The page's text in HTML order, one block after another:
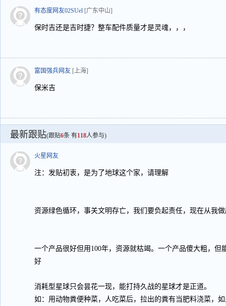
有态度网友02SUel [广东中山]
保时吉还是吉时捷？整车配件质量才是灵魂，，，
富国强兵网友 [上海]
保米吉
最新跟贴(跟贴6条 有118人参与)
火星网友
注：发贴初衷，是为了地球这个家，请理解
资源绿色循环，事关文明存亡，我们要负起责任，现在从我
一个产品很好但用100年，资源就枯竭。一个产品傻大粗，但
好
消耗型星球只会昙花一现，能打持久战的星球才是正道。
如：用动物粪便种菜，人吃菜后，拉出的粪有当肥料浇菜，